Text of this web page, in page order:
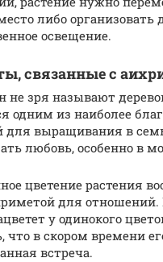
либо организовать
освещение.
связанные с
не зря называют
одним из наиболее
для выращивания в
любовь, особенно в
цветение растения
для отношений.
у одинокого
что в скором времени
встреча.